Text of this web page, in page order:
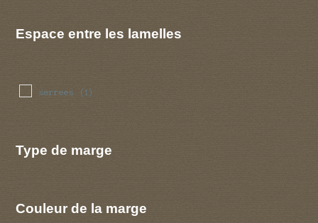
Espace entre les lamelles
serrees (1)
Type de marge
Couleur de la marge